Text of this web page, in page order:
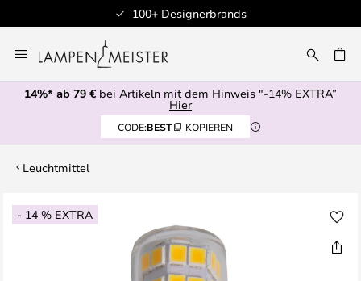
100+ Designerbrands
Inhalt
springen
14%* ab 79 € bei Artikeln mit dem Hinweis "-14% EXTRA”
Hier
CODE:BEST KOPIEREN
Leuchtmittel
- 14 % EXTRA
Zum
Ende